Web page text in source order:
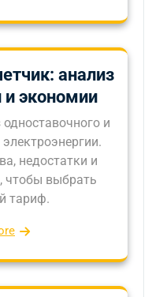
анализ
и экономии
и
недостатки и
чтобы выбрать
тариф.